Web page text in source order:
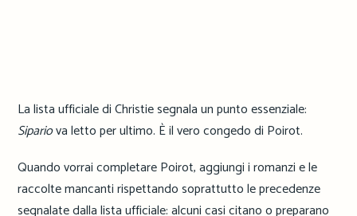
La lista ufficiale di Christie segnala un punto essenziale:
Sipariova letto per ultimo. È il vero congedo di Poirot.
Quando vorrai completare Poirot, aggiungi i romanzi e le
raccolte mancanti rispettando soprattutto le precedenze
segnalate dalla lista ufficiale: alcuni casi citano o preparano